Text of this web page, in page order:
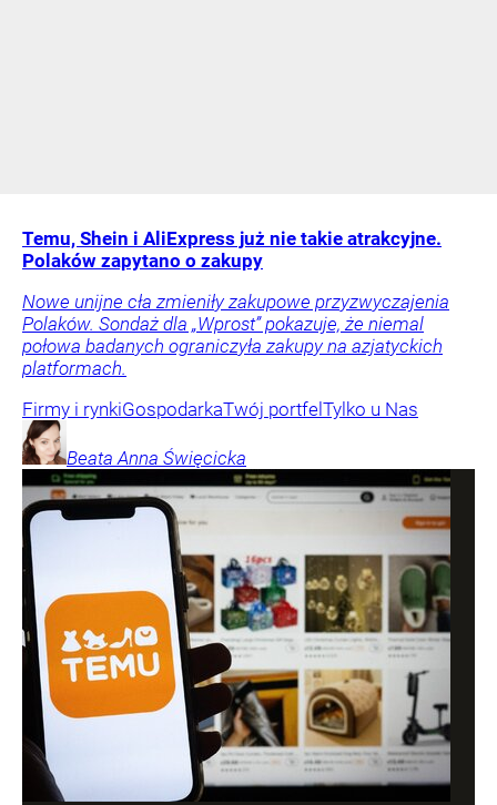
Temu, Shein i AliExpress już nie takie atrakcyjne.
Polaków zapytano o zakupy
Nowe unijne cła zmieniły zakupowe przyzwyczajenia
Polaków. Sondaż dla „Wprost” pokazuje, że niemal
połowa badanych ograniczyła zakupy na azjatyckich
platformach.
Firmy i rynkiGospodarkaTwój portfel Tylko u Nas
Beata Anna Święcicka